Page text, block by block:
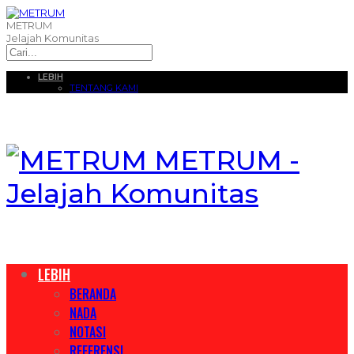
METRUM
Jelajah Komunitas
LEBIH
TENTANG KAMI
METRUM -
Jelajah Komunitas
LEBIH
BERANDA
NADA
NOTASI